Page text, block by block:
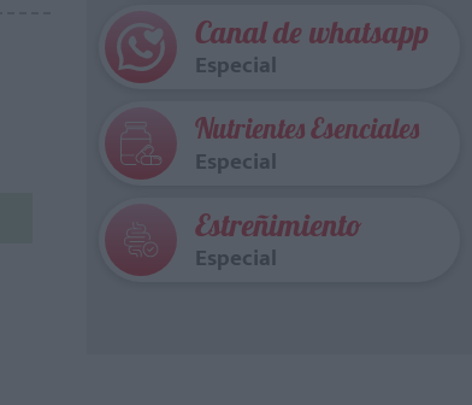
Canal de whatsapp
Especial
Nutrientes Esenciales
Especial
Estreñimiento
Especial